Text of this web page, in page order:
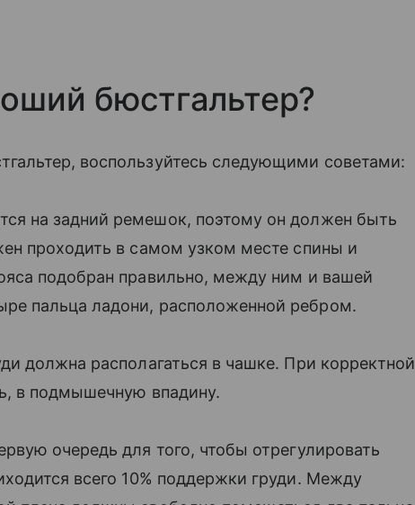
бюстгальтер?
воспользуйтесь следующими советами:
на задний ремешок, поэтому он должен быть
проходить в самом узком месте спины и
подобран правильно, между ним и вашей
пальца ладони, расположенной ребром.
должна располагаться в чашке. При корректной
в подмышечную впадину.
очередь для того, чтобы отрегулировать
всего 10% поддержки груди. Между